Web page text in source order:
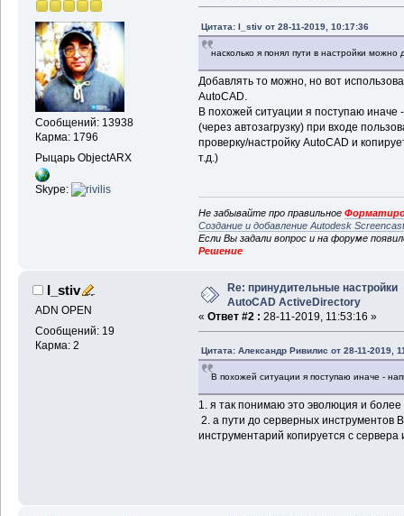
Сообщений: 13938
Карма: 1796
Рыцарь ObjectARX
Skype:
Цитата: I_stiv от 28-11-2019, 10:17:36
насколько я понял пути в настройки можно
Добавлять то можно, но вот
AutoCAD.
В похожей ситуации я поступаю иначе
(через автозагрузку) при входе
проверку/настройку AutoCAD и
т.д.)
Не забывайте про правильное
Создание и добавление Autodesk
Если Вы задали вопрос и на форуме
Решение
I_stiv
ADN OPEN
Сообщений: 19
Карма: 2
Re: принудительные настройки
AutoCAD ActiveDirectory
« Ответ #2 : 28-11-2019, 11:53:16 »
Цитата: Александр Ривилис от 28-11-2019,
В похожей ситуации я поступаю иначе -
1. я так понимаю это эволюция и
2. а пути до серверных
инструментарий копируется с сервера